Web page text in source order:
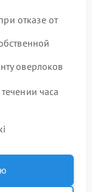
отказе от
оверлоков
часа